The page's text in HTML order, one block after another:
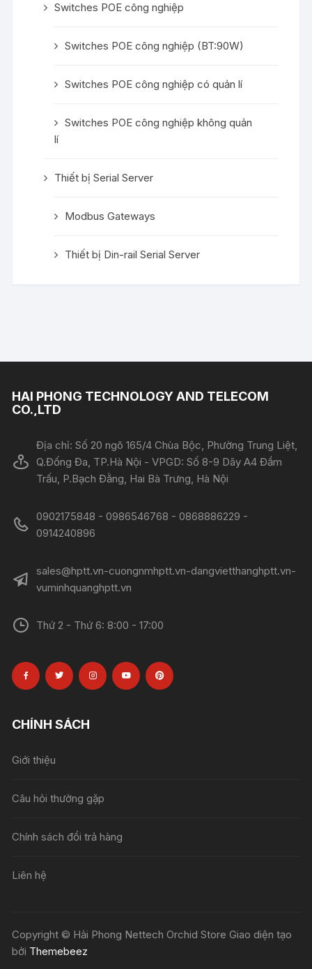
Switches POE công nghiệp
Switches POE công nghiệp (BT:90W)
Switches POE công nghiệp có quản lí
Switches POE công nghiệp không quản
lí
Thiết bị Serial Server
Modbus Gateways
Thiết bị Din-rail Serial Server
HAI PHONG TECHNOLOGY AND TELECOM
CO.,LTD
Địa chỉ: Số 20 ngõ 165/4 Chùa Bộc, Phường Trung Liệt,
Q.Đống Đa, TP.Hà Nội - VPGD: Số 8-9 Dãy A4 Đầm
Trấu, P.Bạch Đằng, Hai Bà Trưng, Hà Nội
0902175848 - 0986546768 - 0868886229 -
0914240896​​​​​​​
sales@hptt.vn-cuongnmhptt.vn-dangvietthanghptt.vn-
vuminhquanghptt.vn
Thứ 2 - Thứ 6: 8:00 - 17:00
CHÍNH SÁCH
Giới thiệu
Câu hỏi thường gặp
Chính sách đổi trả hàng
Liên hệ
Copyright © Hải Phong Nettech Orchid Store Giao diện tạo
bởi Themebeez